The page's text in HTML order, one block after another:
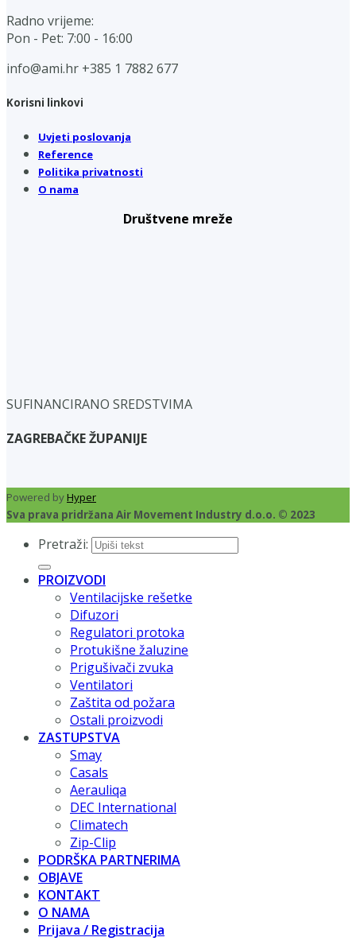
Radno vrijeme:
Pon - Pet: 7:00 - 16:00
info@ami.hr +385 1 7882 677
Korisni linkovi
Uvjeti poslovanja
Reference
Politika privatnosti
O nama
Društvene mreže
SUFINANCIRANO SREDSTVIMA
ZAGREBAČKE ŽUPANIJE
Powered byHyper
Sva prava pridržana Air Movement Industry d.o.o. © 2023
Pretraži:
PROIZVODI
Ventilacijske rešetke
Difuzori
Regulatori protoka
Protukišne žaluzine
Prigušivači zvuka
Ventilatori
Zaštita od požara
Ostali proizvodi
ZASTUPSTVA
Smay
Casals
Aerauliqa
DEC International
Climatech
Zip-Clip
PODRŠKA PARTNERIMA
OBJAVE
KONTAKT
O NAMA
Prijava / Registracija